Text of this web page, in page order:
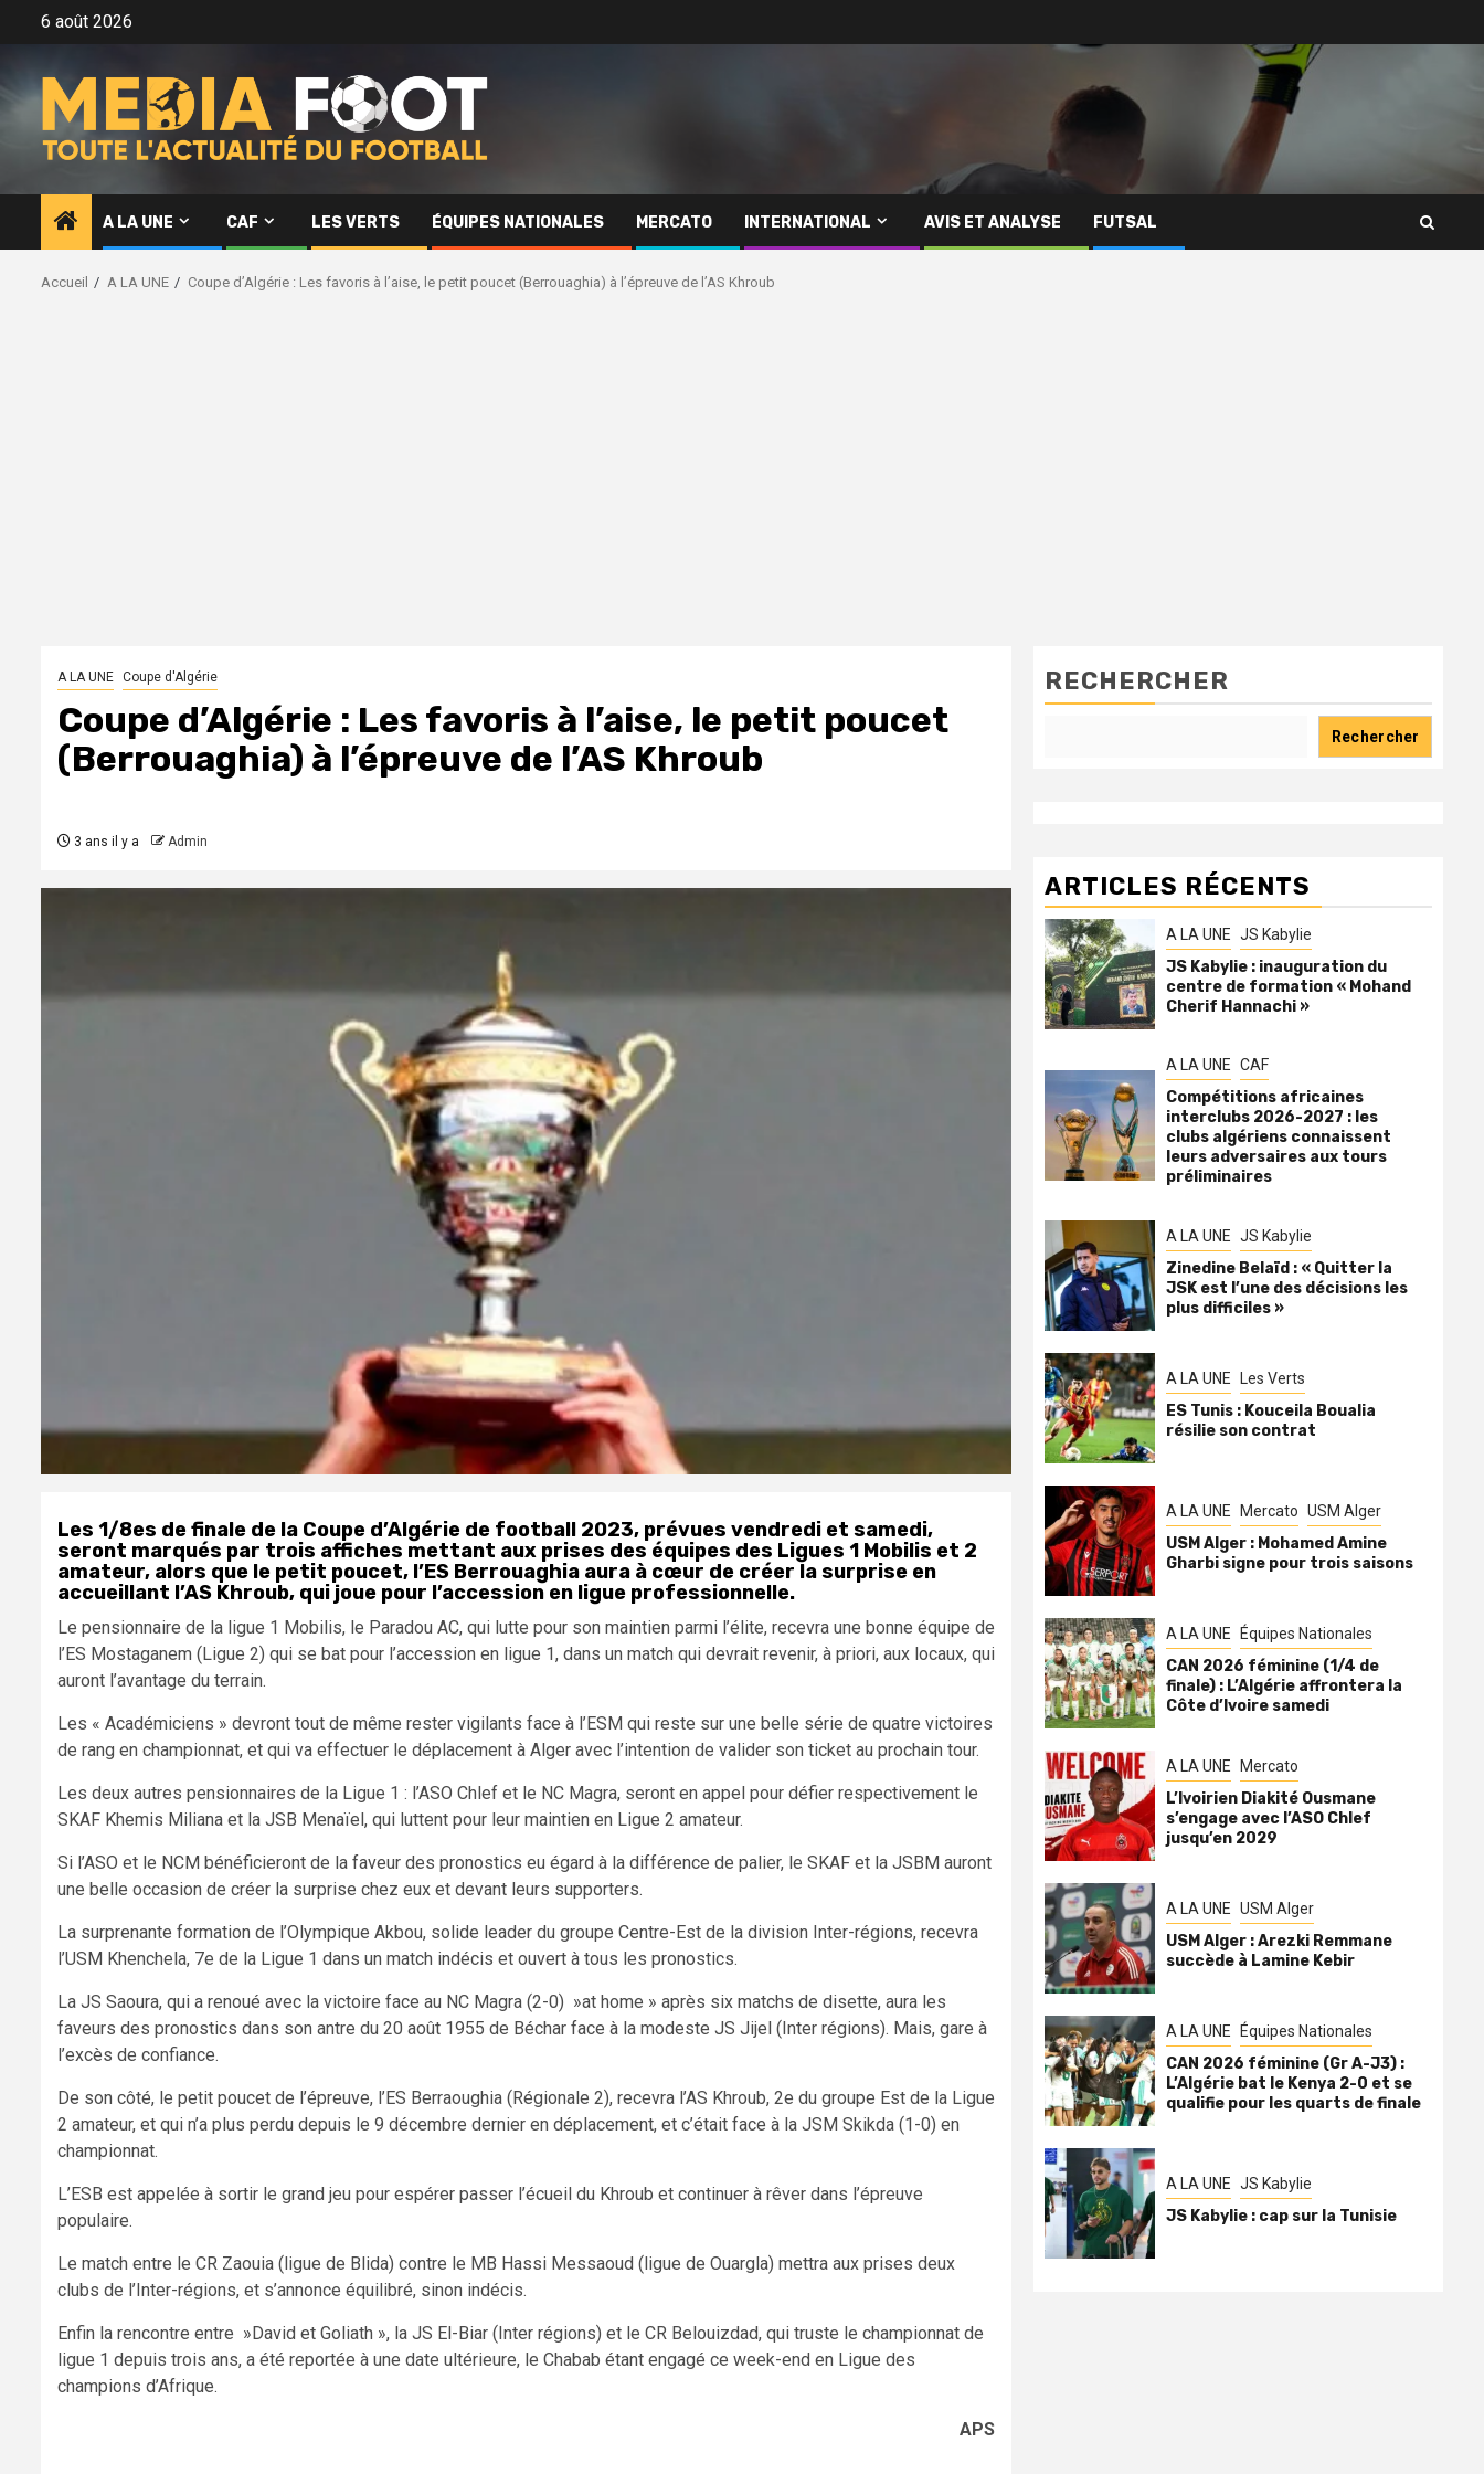
6 août 2026
A LA UNE CAF LES VERTS ÉQUIPES NATIONALES MERCATO INTERNATIONAL AVIS ET ANALYSE FUTSAL
Accueil A LA UNE Coupe d’Algérie : Les favoris à l’aise, le petit poucet (Berrouaghia) à l’épreuve de l’AS Khroub
A LA UNE Coupe d'Algérie
Coupe d’Algérie : Les favoris à l’aise, le petit poucet
(Berrouaghia) à l’épreuve de l’AS Khroub
3 ans il y a Admin
Les 1/8es de finale de la Coupe d’Algérie de football 2023, prévues vendredi et samedi,
seront marqués par trois affiches mettant aux prises des équipes des Ligues 1 Mobilis et 2
amateur, alors que le petit poucet, l’ES Berrouaghia aura à cœur de créer la surprise en
accueillant l’AS Khroub, qui joue pour l’accession en ligue professionnelle.
Le pensionnaire de la ligue 1 Mobilis, le Paradou AC, qui lutte pour son maintien parmi l’élite, recevra une bonne équipe de
l’ES Mostaganem (Ligue 2) qui se bat pour l’accession en ligue 1, dans un match qui devrait revenir, à priori, aux locaux, qui
auront l’avantage du terrain.
Les « Académiciens » devront tout de même rester vigilants face à l’ESM qui reste sur une belle série de quatre victoires
de rang en championnat, et qui va effectuer le déplacement à Alger avec l’intention de valider son ticket au prochain tour.
Les deux autres pensionnaires de la Ligue 1 : l’ASO Chlef et le NC Magra, seront en appel pour défier respectivement le
SKAF Khemis Miliana et la JSB Menaïel, qui luttent pour leur maintien en Ligue 2 amateur.
Si l’ASO et le NCM bénéficieront de la faveur des pronostics eu égard à la différence de palier, le SKAF et la JSBM auront
une belle occasion de créer la surprise chez eux et devant leurs supporters.
La surprenante formation de l’Olympique Akbou, solide leader du groupe Centre-Est de la division Inter-régions, recevra
l’USM Khenchela, 7e de la Ligue 1 dans un match indécis et ouvert à tous les pronostics.
La JS Saoura, qui a renoué avec la victoire face au NC Magra (2-0) »at home » après six matchs de disette, aura les
faveurs des pronostics dans son antre du 20 août 1955 de Béchar face à la modeste JS Jijel (Inter régions). Mais, gare à
l’excès de confiance.
De son côté, le petit poucet de l’épreuve, l’ES Berraoughia (Régionale 2), recevra l’AS Khroub, 2e du groupe Est de la Ligue
2 amateur, et qui n’a plus perdu depuis le 9 décembre dernier en déplacement, et c’était face à la JSM Skikda (1-0) en
championnat.
L’ESB est appelée à sortir le grand jeu pour espérer passer l’écueil du Khroub et continuer à rêver dans l’épreuve
populaire.
Le match entre le CR Zaouia (ligue de Blida) contre le MB Hassi Messaoud (ligue de Ouargla) mettra aux prises deux
clubs de l’Inter-régions, et s’annonce équilibré, sinon indécis.
Enfin la rencontre entre »David et Goliath », la JS El-Biar (Inter régions) et le CR Belouizdad, qui truste le championnat de
ligue 1 depuis trois ans, a été reportée à une date ultérieure, le Chabab étant engagé ce week-end en Ligue des
champions d’Afrique.
APS
RECHERCHER
Rechercher
ARTICLES RÉCENTS
A LA UNE JS Kabylie
JS Kabylie : inauguration du
centre de formation « Mohand
Cherif Hannachi »
A LA UNE CAF
Compétitions africaines
interclubs 2026-2027 : les
clubs algériens connaissent
leurs adversaires aux tours
préliminaires
A LA UNE JS Kabylie
Zinedine Belaïd : « Quitter la
JSK est l’une des décisions les
plus difficiles »
A LA UNE Les Verts
ES Tunis : Kouceila Boualia
résilie son contrat
A LA UNE Mercato USM Alger
USM Alger : Mohamed Amine
Gharbi signe pour trois saisons
A LA UNE Équipes Nationales
CAN 2026 féminine (1/4 de
finale) : L’Algérie affrontera la
Côte d’Ivoire samedi
A LA UNE Mercato
L’Ivoirien Diakité Ousmane
s’engage avec l’ASO Chlef
jusqu’en 2029
A LA UNE USM Alger
USM Alger : Arezki Remmane
succède à Lamine Kebir
A LA UNE Équipes Nationales
CAN 2026 féminine (Gr A-J3) :
L’Algérie bat le Kenya 2-0 et se
qualifie pour les quarts de finale
A LA UNE JS Kabylie
JS Kabylie : cap sur la Tunisie